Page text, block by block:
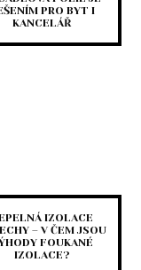
PRO BYT I
KANCELÁŘ
IZOLACE
– V ČEM JSOU
FOUKANÉ
IZOLACE?